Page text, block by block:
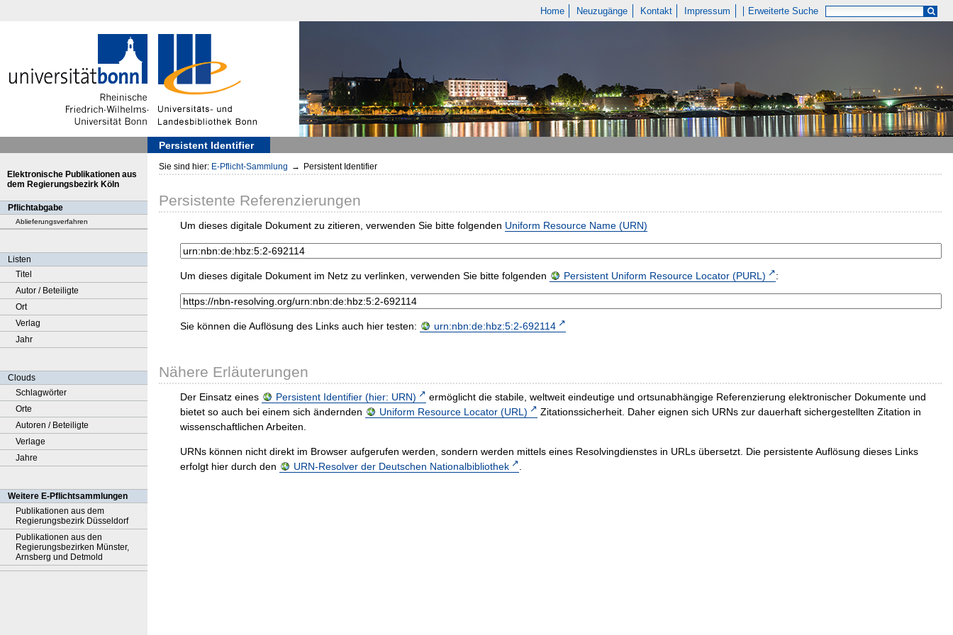
Home Neuzugänge Kontakt Impressum Erweiterte Suche
Persistent Identifier
Elektronische Publikationen aus
dem Regierungsbezirk Köln
Pflichtabgabe
Ablieferungsverfahren
Listen
Titel
Autor / Beteiligte
Ort
Verlag
Jahr
Clouds
Schlagwörter
Orte
Autoren / Beteiligte
Verlage
Jahre
Weitere E-Pflichtsammlungen
Publikationen aus dem
Regierungsbezirk Düsseldorf
Publikationen aus den
Regierungsbezirken Münster,
Arnsberg und Detmold
Sie sind hier: E-Pflicht-Sammlung → Persistent Identifier
Persistente Referenzierungen
Um dieses digitale Dokument zu zitieren, verwenden Sie bitte folgenden Uniform Resource Name (URN)
Um dieses digitale Dokument im Netz zu verlinken, verwenden Sie bitte folgenden Persistent Uniform Resource Locator (PURL) :
Sie können die Auflösung des Links auch hier testen: urn:nbn:de:hbz:5:2-692114
Nähere Erläuterungen
Der Einsatz eines Persistent Identifier (hier: URN)
ermöglicht die stabile, weltweit eindeutige und ortsunabhängige Referenzierung elektronischer Dokumente und
bietet so auch bei einem sich ändernden
Uniform Resource Locator (URL)
Zitationssicherheit. Daher eignen sich URNs zur dauerhaft sichergestellten Zitation in
wissenschaftlichen Arbeiten.
URNs können nicht direkt im Browser aufgerufen werden, sondern werden mittels eines Resolvingdienstes in URLs übersetzt. Die persistente Auflösung dieses Links
erfolgt hier durch den
URN-Resolver der Deutschen Nationalbibliothek .